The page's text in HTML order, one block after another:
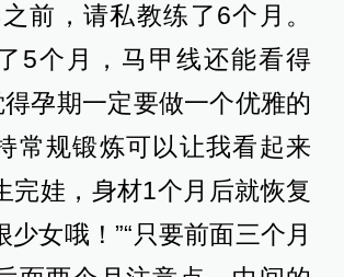
前，请私教练了6个月。
5个月，马甲线还能看得
得孕期一定要做一个优雅的
常规锻炼可以让我看起来
完娃，身材1个月后就恢复
少女哦！”“只要前面三个月